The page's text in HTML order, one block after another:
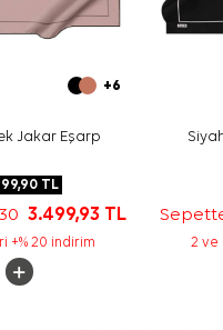
kullanılabilir?
+6
Jakar Eşarp
TL
3.499,93 TL
+% 20 indirim 2 ve